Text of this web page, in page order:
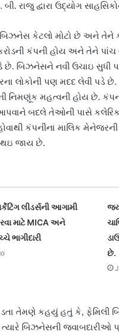
રાજુ દ્વારા ઉદ્યોગ
કેટલો મોટો છે અને તેને
કંપની હોય અને તેને પાંચ
છે. બિઝનેસને નવી ઉચાઇ સુધી
લોકોની પણ મદદ લેવી પડે
નિમણૂંક મહત્વની હોય છે.
બદલે તેઓની પાસે
કંપનીના માલિક
થઇ જાય છે.
લીડર્સની આગામી
માટે MICA અને
ભાગીદારી
છે.
તેમણે કહયું હતું કે, ફેમિલી
ત્યારે બિઝનેસની